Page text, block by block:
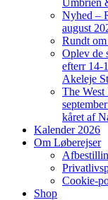
Umbrien
Nyhed –
august
Rundt
Oplev de
efterr 14-
Akeleje
The
kåret af
Kalender 2026
Om Løberejser
Cookie-
Shop